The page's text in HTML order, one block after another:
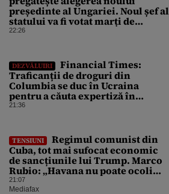
președinte al Ungariei. Noul șef al
statului va fi votat marți de
Parlament
22:26
DEZVĂLUIRI
Financial Times:
Traficanții de droguri din
Columbia se duc în Ucraina
pentru a căuta expertiză în
domeniul dronelor
21:36
TENSIUNI
Regimul comunist din
Cuba, tot mai sufocat economic
de sancțiunile lui Trump. Marco
Rubio: „Havana nu poate ocoli
sancțiunile prin mimat reforme”
21:07
Mediafax